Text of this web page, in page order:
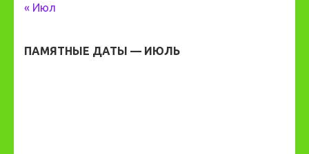
« Июл
ПАМЯТНЫЕ ДАТЫ — ИЮЛЬ